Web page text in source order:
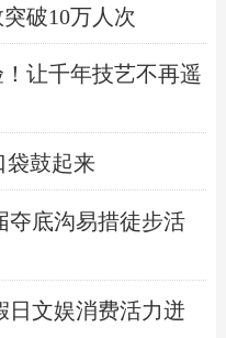
破10万人次
让千年技艺不再遥
袋鼓起来
夺底沟易措徒步活
日文娱消费活力迸